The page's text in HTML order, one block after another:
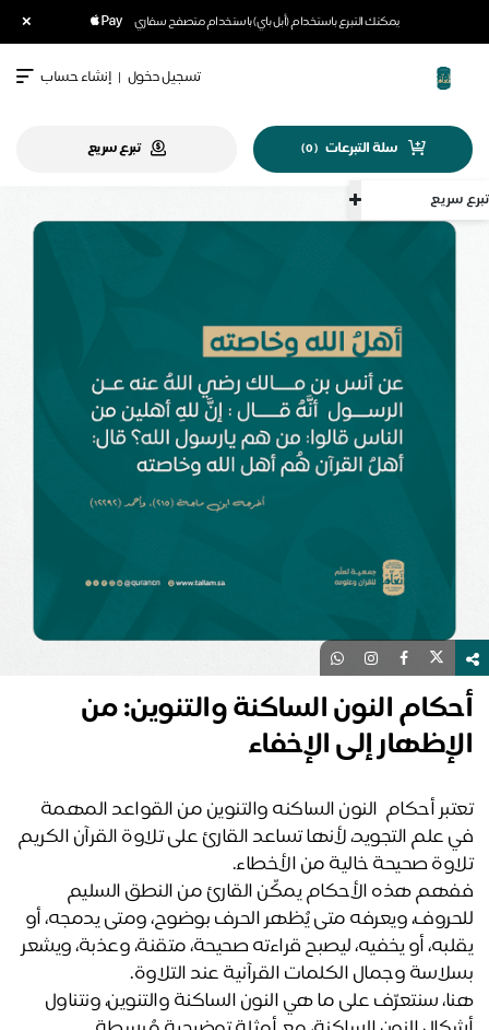
يمكنك التبرع باستخدام (أبل باي) باستخدام متصفح سفاري
تسجيل دخول | إنشاء حساب
سلة التبرعات (
0
) تبرع سريع
النون الساكنة والتنوين: من
إلى الإخفاء
تعتبر أحكام  النون الساكنه والتنوين من القواعد المهمة
في علم التجويد، لأنها تساعد القارئ على تلاوة القرآن الكريم
صحيحة خالية من الأخطاء.
ففهم هذه الأحكام يمكّن القارئ من النطق السليم
للحروف، ويعرفه متى يُظهر الحرف بوضوح، ومتى يدمجه، أو
يقلبه، أو يخفيه، ليصبح قراءته صحيحة، متقنة، وعذبة، ويشعر
وجمال الكلمات القرآنية عند التلاوة.
هنا، سنتعرّف على ما هي النون الساكنة والتنوين، ونتناول